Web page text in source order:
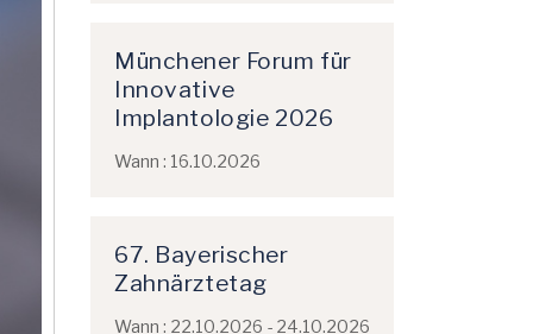
Münchener Forum für
Innovative
Implantologie 2026
Wann : 16.10.2026
67. Bayerischer
Zahnärztetag
Wann : 22.10.2026 - 24.10.2026